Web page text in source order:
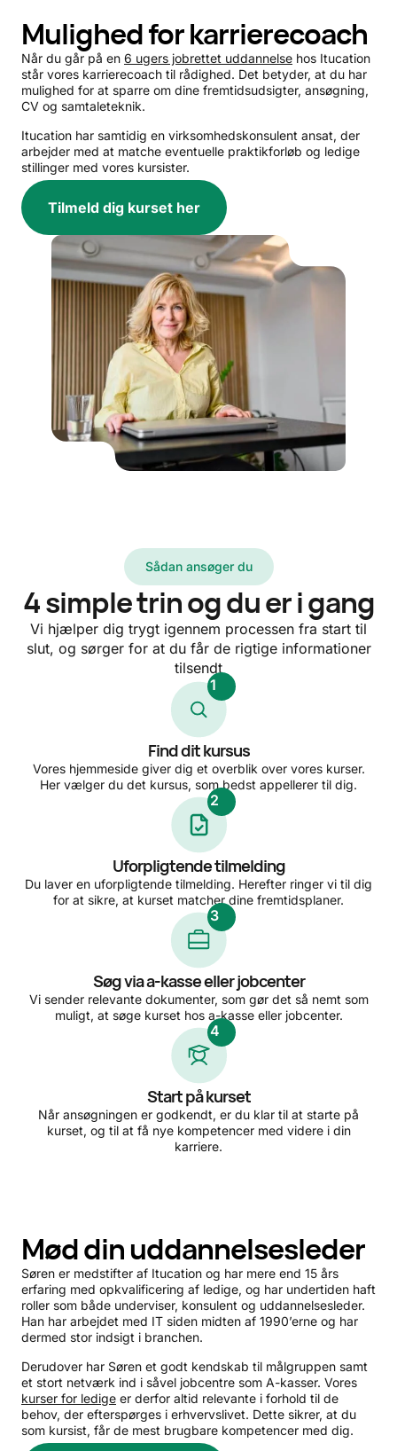
Mulighed for karrierecoach
Når du går på en 6 ugers jobrettet uddannelse hos Itucation
står vores karrierecoach til rådighed. Det betyder, at du har
mulighed for at sparre om dine fremtidsudsigter, ansøgning,
CV og samtaleteknik.
Itucation har samtidig en virksomhedskonsulent ansat, der
arbejder med at matche eventuelle praktikforløb og ledige
stillinger med vores kursister.
Tilmeld dig kurset her
Sådan ansøger du
4 simple trin og du er i gang
Vi hjælper dig trygt igennem processen fra start til
slut, og sørger for at du får de rigtige informationer
tilsendt
1
Find dit kursus
Vores hjemmeside giver dig et overblik over vores kurser.
Her vælger du det kursus, som bedst appellerer til dig.
2
Uforpligtende tilmelding
Du laver en uforpligtende tilmelding. Herefter ringer vi til dig
for at sikre, at kurset matcher dine fremtidsplaner.
3
Søg via a-kasse eller jobcenter
Vi sender relevante dokumenter, som gør det så nemt som
muligt, at søge kurset hos a-kasse eller jobcenter.
4
Start på kurset
Når ansøgningen er godkendt, er du klar til at starte på
kurset, og til at få nye kompetencer med videre i din
karriere.
Mød din uddannelsesleder
Søren er medstifter af Itucation og har mere end 15 års
erfaring med opkvalificering af ledige, og har undertiden haft
roller som både underviser, konsulent og uddannelsesleder.
Han har arbejdet med IT siden midten af 1990’erne og har
dermed stor indsigt i branchen.
Derudover har Søren et godt kendskab til målgruppen samt
et stort netværk ind i såvel jobcentre som A-kasser. Vores
kurser for ledige er derfor altid relevante i forhold til de
behov, der efterspørges i erhvervslivet. Dette sikrer, at du
som kursist, får de mest brugbare kompetencer med dig.